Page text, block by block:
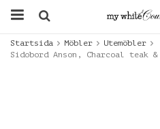
Startsida Möbler
Utemöbler
Sidobord Anson, Charcoal teak